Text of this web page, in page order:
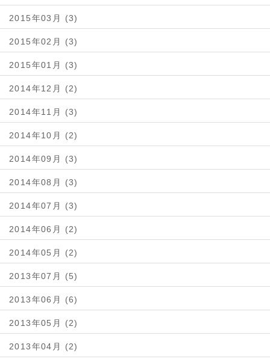
2015年03月 (3)
2015年02月 (3)
2015年01月 (3)
2014年12月 (2)
2014年11月 (3)
2014年10月 (2)
2014年09月 (3)
2014年08月 (3)
2014年07月 (3)
2014年06月 (2)
2014年05月 (2)
2013年07月 (5)
2013年06月 (6)
2013年05月 (2)
2013年04月 (2)